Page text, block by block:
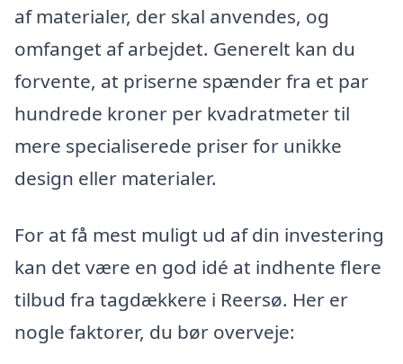
af materialer, der skal anvendes, og
omfanget af arbejdet. Generelt kan du
forvente, at priserne spænder fra et par
hundrede kroner per kvadratmeter til
mere specialiserede priser for unikke
design eller materialer.
For at få mest muligt ud af din investering
kan det være en god idé at indhente flere
tilbud fra tagdækkere i Reersø. Her er
nogle faktorer, du bør overveje: